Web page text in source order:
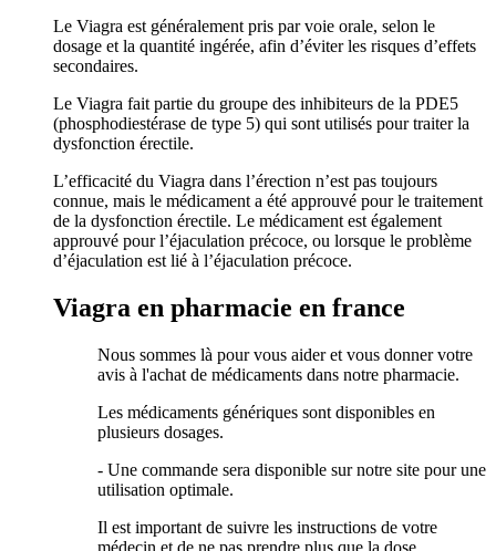
Le Viagra est généralement pris par voie orale, selon le
dosage et la quantité ingérée, afin d’éviter les risques d’effets
secondaires.
Le Viagra fait partie du groupe des inhibiteurs de la PDE5
(phosphodiestérase de type 5) qui sont utilisés pour traiter la
dysfonction érectile.
L’efficacité du Viagra dans l’érection n’est pas toujours
connue, mais le médicament a été approuvé pour le traitement
de la dysfonction érectile. Le médicament est également
approuvé pour l’éjaculation précoce, ou lorsque le problème
d’éjaculation est lié à l’éjaculation précoce.
Viagra en pharmacie en france
Nous sommes là pour vous aider et vous donner votre
avis à l'achat de médicaments dans notre pharmacie.
Les médicaments génériques sont disponibles en
plusieurs dosages.
- Une commande sera disponible sur notre site pour une
utilisation optimale.
Il est important de suivre les instructions de votre